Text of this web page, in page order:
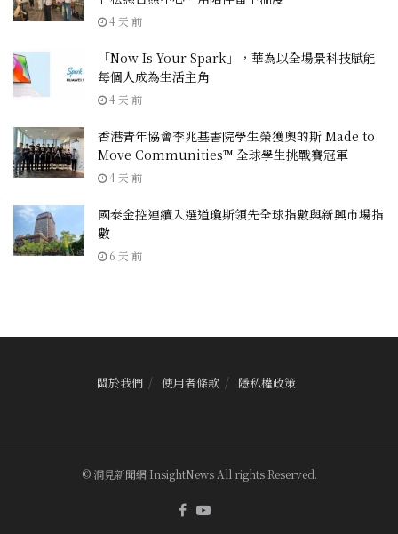
4 天 前
「Now Is Your Spark」，華為以全場景科技賦能
每個人成為生活主角
4 天 前
香港青年協會李兆基書院學生榮獲奧的斯 Made to
Move Communities™ 全球學生挑戰賽冠軍
4 天 前
國泰金控連續入選道瓊斯領先全球指數與新興市場指
數
6 天 前
關於我們 使用者條款 隱私權政策
© 洞見新聞網 InsightNews All rights Reserved.